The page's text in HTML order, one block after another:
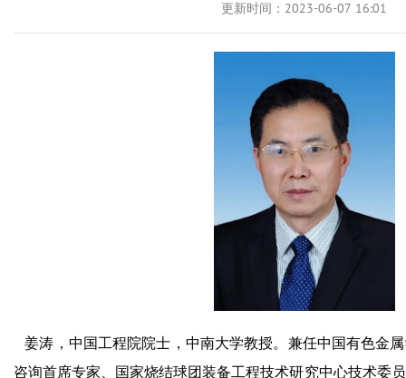
更新时间：2023-06-07 16:01
姜涛，中国工程院院士，中南大学教授。兼任中国有色金
咨询首席专家、国家烧结球团装备工程技术研究中心技术委